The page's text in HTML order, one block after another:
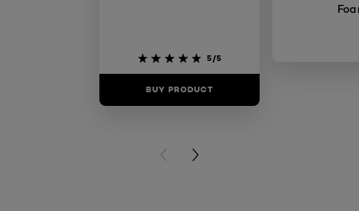
5/5
BUY PRODUCT
PREVIOUS CARD
NEXT CARD